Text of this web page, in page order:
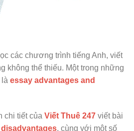
các chương trình tiếng Anh, viết
không thể thiếu. Một trong những
essay advantages and
chi tiết của Viết Thuê 247 viết bài
, cùng với một số